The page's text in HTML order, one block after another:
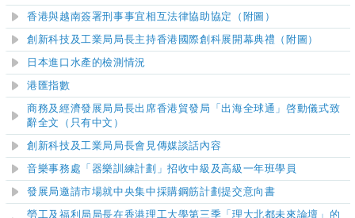
香港與越南簽署刑事事宜相互法律協助協定（附圖）
創新科技及工業局局長主持香港國際創科展開幕典禮（附圖）
日本進口水產的檢測情況
港匯指數
商務及經濟發展局局長出席香港貿發局「出海全球通」啓動儀式致
辭全文（只有中文）
創新科技及工業局局長會見傳媒談話內容
音樂事務處「器樂訓練計劃」招收中級及高級一年班學員
發展局邀請市場就中央集中採購鋼筋計劃提交意向書
勞工及福利局局長在香港理工大學第三季「理大北都未來論壇」的